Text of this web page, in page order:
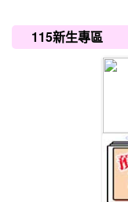
115新生專區